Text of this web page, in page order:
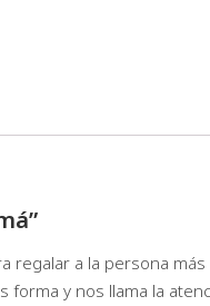
regalar a la persona
forma y nos llama la